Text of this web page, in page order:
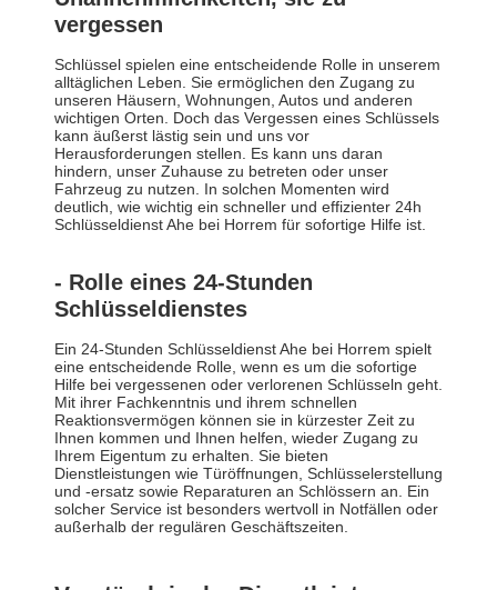
vergessen
Schlüssel spielen eine entscheidende Rolle in unserem
alltäglichen Leben. Sie ermöglichen den Zugang zu
unseren Häusern, Wohnungen, Autos und anderen
wichtigen Orten. Doch das Vergessen eines Schlüssels
kann äußerst lästig sein und uns vor
Herausforderungen stellen. Es kann uns daran
hindern, unser Zuhause zu betreten oder unser
Fahrzeug zu nutzen. In solchen Momenten wird
deutlich, wie wichtig ein schneller und effizienter 24h
Schlüsseldienst Ahe bei Horrem für sofortige Hilfe ist.
- Rolle eines 24-Stunden
Schlüsseldienstes
Ein 24-Stunden Schlüsseldienst Ahe bei Horrem spielt
eine entscheidende Rolle, wenn es um die sofortige
Hilfe bei vergessenen oder verlorenen Schlüsseln geht.
Mit ihrer Fachkenntnis und ihrem schnellen
Reaktionsvermögen können sie in kürzester Zeit zu
Ihnen kommen und Ihnen helfen, wieder Zugang zu
Ihrem Eigentum zu erhalten. Sie bieten
Dienstleistungen wie Türöffnungen, Schlüsselerstellung
und -ersatz sowie Reparaturen an Schlössern an. Ein
solcher Service ist besonders wertvoll in Notfällen oder
außerhalb der regulären Geschäftszeiten.